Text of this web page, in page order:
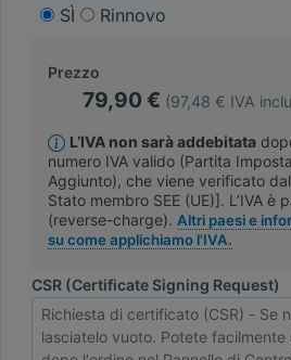
SÌ Rinnovo
Prezzo
79,90 € (97,48 € IVA
L’IVA non sarà addebitata
numero IVA valido (Partita
Aggiunto), che viene verificato
Stato membro SEE (UE)]. L’IVA è
(reverse-charge). Altri paesi e
su come applichiamo l'IVA.
CSR (Certificate Signing Request)